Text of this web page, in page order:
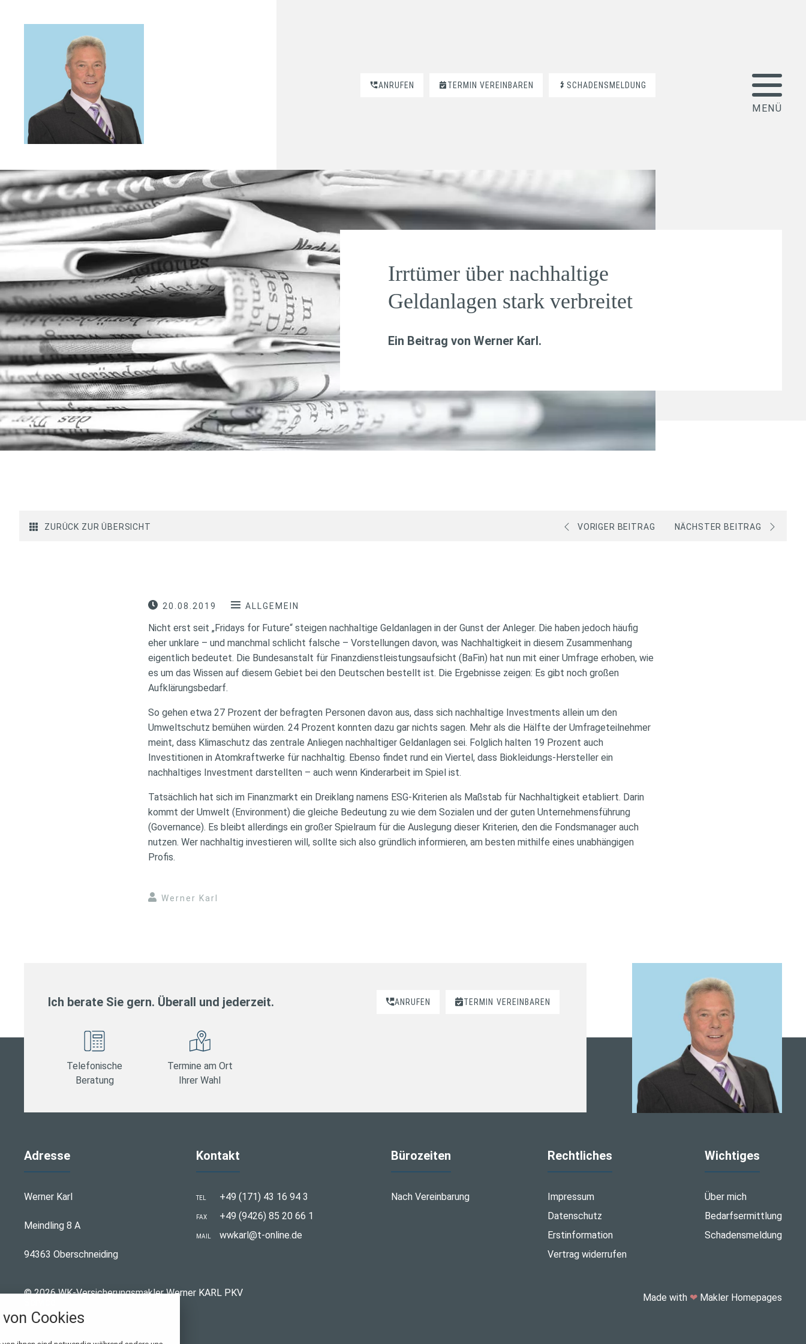
ANRUFEN TERMIN VEREINBAREN SCHADENSMELDUNG
Irrtümer über nachhaltige
Geldanlagen stark verbreitet
Ein Beitrag von Werner Karl.
ZURÜCK ZUR ÜBERSICHT VORIGER BEITRAG NÄCHSTER BEITRAG
20.08.2019 ALLGEMEIN
Nicht erst seit „Fridays for Future“ steigen nachhaltige Geldanlagen in der Gunst der Anleger. Die haben jedoch häufig
eher unklare – und manchmal schlicht falsche – Vorstellungen davon, was Nachhaltigkeit in diesem Zusammenhang
eigentlich bedeutet. Die Bundesanstalt für Finanzdienstleistungsaufsicht (BaFin) hat nun mit einer Umfrage erhoben, wie
es um das Wissen auf diesem Gebiet bei den Deutschen bestellt ist. Die Ergebnisse zeigen: Es gibt noch großen
Aufklärungsbedarf.
So gehen etwa 27 Prozent der befragten Personen davon aus, dass sich nachhaltige Investments allein um den
Umweltschutz bemühen würden. 24 Prozent konnten dazu gar nichts sagen. Mehr als die Hälfte der Umfrageteilnehmer
meint, dass Klimaschutz das zentrale Anliegen nachhaltiger Geldanlagen sei. Folglich halten 19 Prozent auch
Investitionen in Atomkraftwerke für nachhaltig. Ebenso findet rund ein Viertel, dass Biokleidungs-Hersteller ein
nachhaltiges Investment darstellten – auch wenn Kinderarbeit im Spiel ist.
Tatsächlich hat sich im Finanzmarkt ein Dreiklang namens ESG-Kriterien als Maßstab für Nachhaltigkeit etabliert. Darin
kommt der Umwelt (Environment) die gleiche Bedeutung zu wie dem Sozialen und der guten Unternehmensführung
(Governance). Es bleibt allerdings ein großer Spielraum für die Auslegung dieser Kriterien, den die Fondsmanager auch
nutzen. Wer nachhaltig investieren will, sollte sich also gründlich informieren, am besten mithilfe eines unabhängigen
Profis.
Werner Karl
Ich berate Sie gern. Überall und jederzeit. ANRUFEN TERMIN VEREINBAREN
Telefonische
Beratung
Termine am Ort
Ihrer Wahl
Adresse
Werner Karl
Meindling 8 A
94363 Oberschneiding
Kontakt
TEL +49 (171) 43 16 94 3
FAX +49 (9426) 85 20 66 1
MAIL wwkarl@t-online.de
Bürozeiten
Nach Vereinbarung
Rechtliches
Impressum
Datenschutz
Erstinformation
Vertrag widerrufen
Wichtiges
Über mich
Bedarfsermittlung
Schadensmeldung
© 2026 WK-Versicherungsmakler Werner KARL PKV
Made with ❤Makler Homepages
Cookies